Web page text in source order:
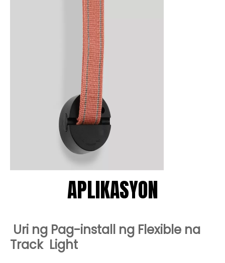
APLIKASYON
Uri ng Pag-install ng Flexible na
Track Light